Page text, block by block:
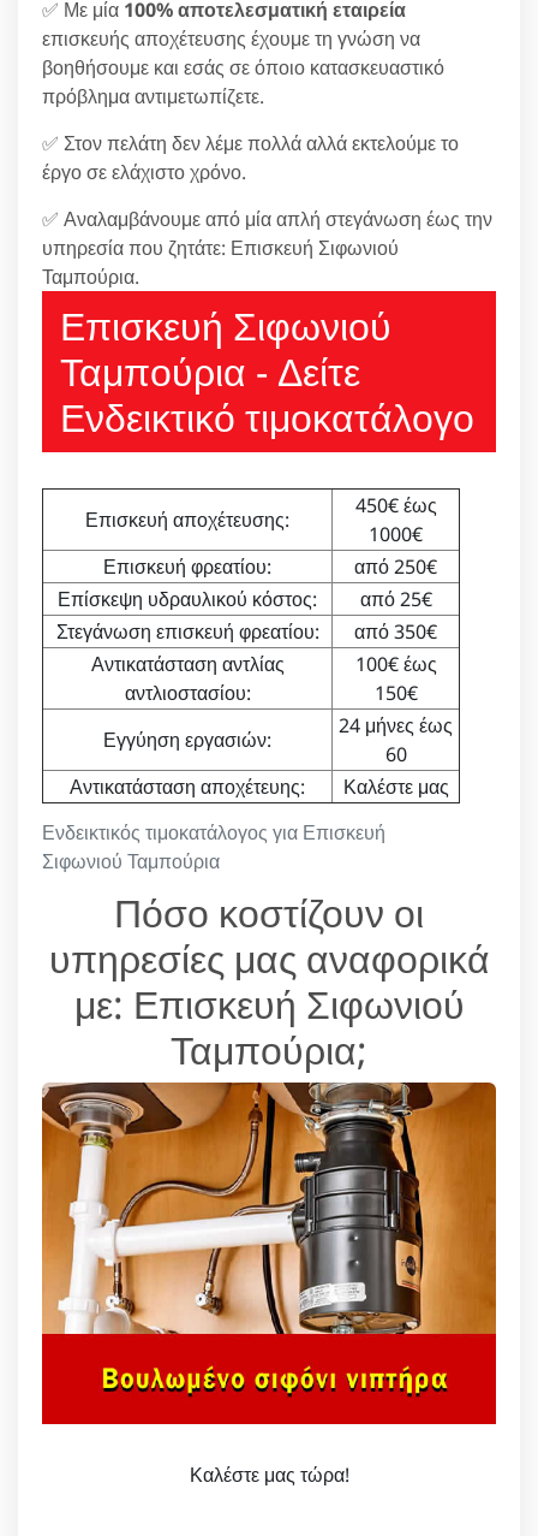
✅ Με μία 100% αποτελεσματική εταιρεία
επισκευής αποχέτευσης έχουμε τη γνώση να
βοηθήσουμε και εσάς σε όποιο κατασκευαστικό
πρόβλημα αντιμετωπίζετε.
✅ Στον πελάτη δεν λέμε πολλά αλλά εκτελούμε το
έργο σε ελάχιστο χρόνο.
✅ Αναλαμβάνουμε από μία απλή στεγάνωση έως την
υπηρεσία που ζητάτε: Επισκευή Σιφωνιού
Ταμπούρια.
Επισκευή Σιφωνιού
Ταμπούρια - Δείτε
Ενδεικτικό τιμοκατάλογο
Ενδεικτικός τιμοκατάλογος για Επισκευή
Σιφωνιού Ταμπούρια
Επισκευή αποχέτευσης:
450€ έως
1000€
Επισκευή φρεατίου:
από 250€
Επίσκεψη υδραυλικού κόστος:
από 25€
Στεγάνωση επισκευή φρεατίου:
από 350€
Αντικατάσταση αντλίας
αντλιοστασίου:
100€ έως
150€
Εγγύηση εργασιών:
24 μήνες έως
60
Αντικατάσταση αποχέτευης:
Καλέστε μας
Πόσο κοστίζουν οι
υπηρεσίες μας αναφορικά
με: Επισκευή Σιφωνιού
Ταμπούρια;
Καλέστε μας τώρα!